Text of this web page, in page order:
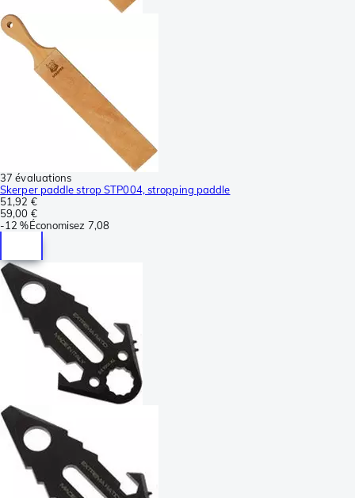
37 évaluations
Skerper paddle strop STP004, stropping paddle
51,92 €
59,00 €
-12 %Économisez 7,08